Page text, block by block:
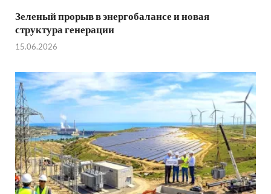
Зеленый прорыв в энергобалансе и новая
структура генерации
15.06.2026